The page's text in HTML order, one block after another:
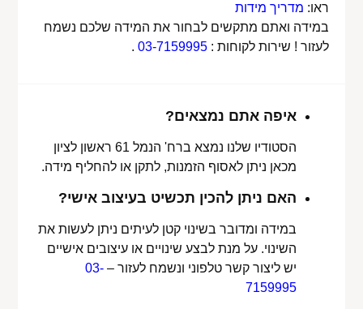
ראו: מדריך מידות
במידה ואתם מתקשים לבחור את המידה שלכם נשמח
לעזור ! שירות לקוחות :03-7159995
.
איפה אתם נמצאים?
הסטודיו שלנו נמצא ברח' הנמל 61 ראשון לציון
מכאן ניתן לאסוף הזמנות, לתקן או להחליף מידה.
האם ניתן להכין תכשיט בעיצוב אישי?
במידה ומדובר בשינוי קטן לעיתים ניתן לעשות את
השינוי. על מנת לבצע שינויים או עיצובים אישיים
יש ליצור קשר טלפוני ונשמח לעזור –03-
7159995